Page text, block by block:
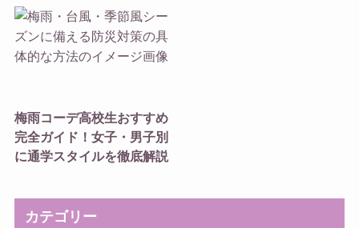
梅雨コーデ高校生おすすめ
完全ガイド！女子・男子別
に通学スタイルを徹底解説
カテゴリー